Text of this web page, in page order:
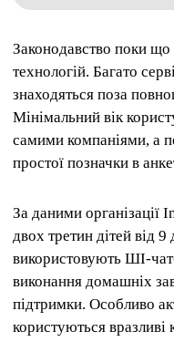
Законодавство поки що
технологій. Багато
знаходяться поза
Мінімальний вік
самими компаніями, а
простої позначки в
За даними організації
двох третин дітей від
використовують ШІ-
виконання домашніх
підтримки. Особливо
користуються вразливі